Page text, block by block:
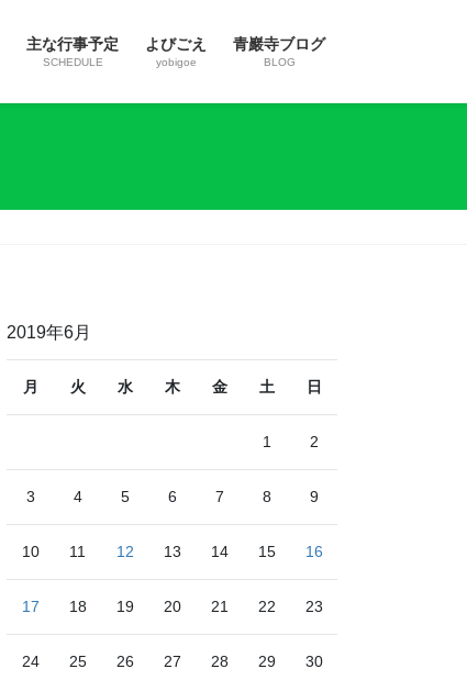
主な行事予定
SCHEDULE
よびごえ
yobigoe
青巖寺ブログ
BLOG
2019年6月
月 火 水 木 金 土 日
1 2
3 4 5 6 7 8 9
10 11 12 13 14 15 16
17 18 19 20 21 22 23
24 25 26 27 28 29 30